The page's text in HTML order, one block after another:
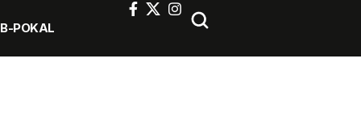
POKAL